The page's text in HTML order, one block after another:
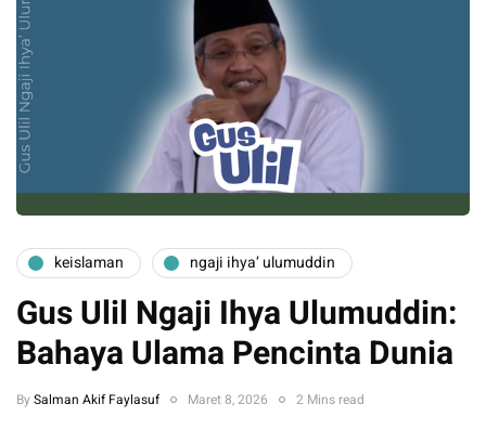
keislaman ngaji ihya’ ulumuddin
Gus Ulil Ngaji Ihya Ulumuddin:
Bahaya Ulama Pencinta Dunia
By Salman Akif Faylasuf Maret 8, 2026 2 Mins read